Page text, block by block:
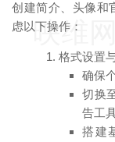
创建简介、头像和
虑以下操作：
格式设置
确保
切换
告工
搭建
映维